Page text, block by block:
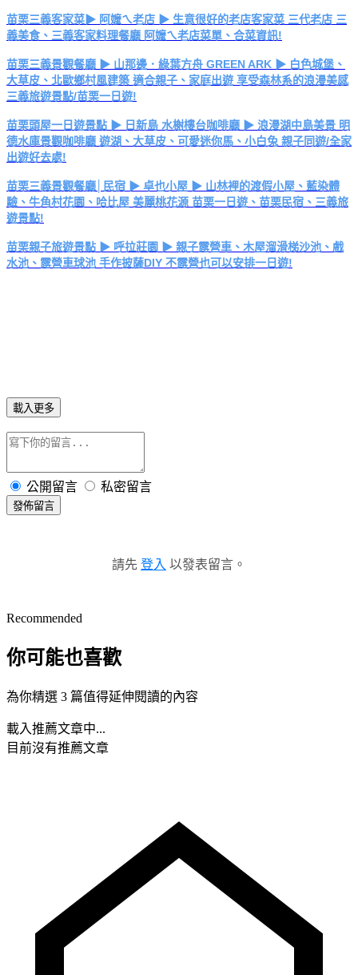
苗栗三義客家菜▶ 阿嬤ㄟ老店 ▶ 生意很好的老店客家菜 三代老店 三
義美食、三義客家料理餐廳 阿嬤ㄟ老店菜單、合菜資訊!
苗栗三義景觀餐廳 ▶ 山那邊．綠葉方舟 GREEN ARK ▶ 白色城堡、
大草皮、北歐鄉村風建築 適合親子、家庭出遊 享受森林系的浪漫美感
三義旅遊景點/苗栗一日遊!
苗栗頭屋一日遊景點 ▶ 日新島 水榭樓台咖啡廳 ▶ 浪漫湖中島美景 明
德水庫景觀咖啡廳 遊湖、大草皮、可愛迷你馬、小白兔 親子同遊/全家
出遊好去處!
苗栗三義景觀餐廳│民宿 ▶ 卓也小屋 ▶ 山林裡的渡假小屋、藍染體
驗、牛角村花園、哈比屋 美麗桃花源 苗栗一日遊、苗栗民宿、三義旅
遊景點!
苗栗親子旅遊景點 ▶ 呼拉莊園 ▶ 親子露營車、木屋溜滑梯沙池、戲
水池、露營車球池 手作披薩DIY 不露營也可以安排一日遊!
載入更多
公開留言 私密留言
發佈留言
請先 登入 以發表留言。
Recommended
你可能也喜歡
為你精選 3 篇值得延伸閱讀的內容
載入推薦文章中...
目前沒有推薦文章